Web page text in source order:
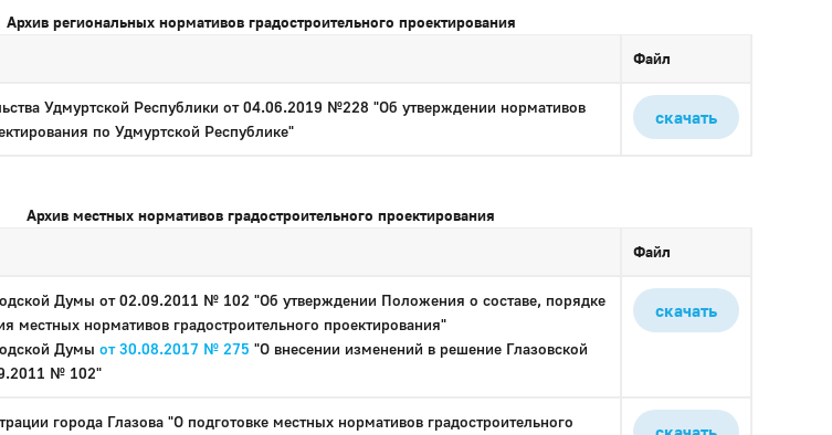
Архив региональных нормативов градостроительного проектирования
Файл
Удмуртской Республики от 04.06.2019 №228 "Об утверждении нормативов
по Удмуртской Республике"
скачать
Архив местных нормативов градостроительного проектирования
Файл
Думы от 02.09.2011 № 102 "Об утверждении Положения о составе, порядке
местных нормативов градостроительного проектирования"
Думы от 30.08.2017 № 275 "О внесении изменений в решение Глазовской
№ 102"
скачать
города Глазова "О подготовке местных нормативов градостроительного